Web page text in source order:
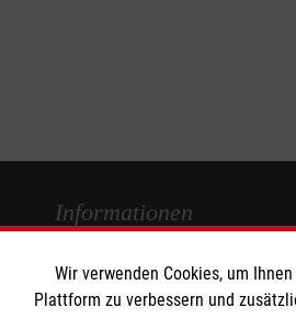
Informationen
Impressum
Datenschutz
Wir verwenden Cookies, um
Plattform zu verbessern und